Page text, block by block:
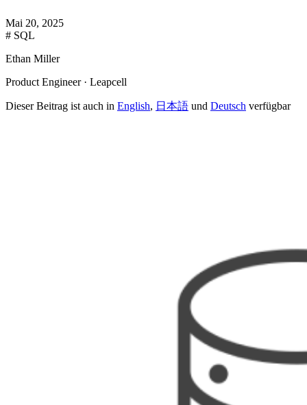
Mai 20, 2025
# SQL
Ethan Miller
Product Engineer · Leapcell
Dieser Beitrag ist auch in English, 日本語 und Deutsch verfügbar